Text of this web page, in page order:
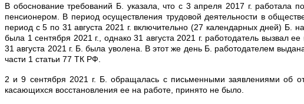
В обоснование требований Б. указала, что с 3 апреля 2017 г. работала
пенсионером. В период осуществления трудовой деятельности в
период с 5 по 31 августа 2021 г. включительно (27 календарных дней) Б.
была 1 сентября 2021 г., однако 31 августа 2021 г. работодатель вызвал
31 августа 2021 г. Б. была уволена. В этот же день Б. работодателем
части 1 статьи 77 ТК РФ.
2 и 9 сентября 2021 г. Б. обращалась с письменными заявлениями об
касающихся восстановления ее на работе, принято не было.